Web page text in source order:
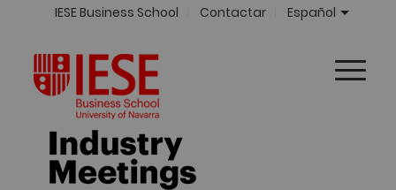
IESE Business School Contactar Español